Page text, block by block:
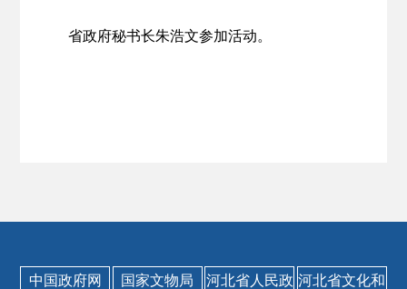
省政府秘书长朱浩文参加活动。
中国政府网 国家文物局
河北省人民政 河北省文化和